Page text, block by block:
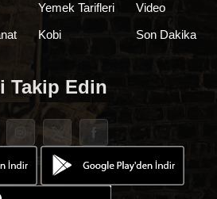
Yemek Tarifleri
Kobi
Video
Son Dakika
Takip Edin